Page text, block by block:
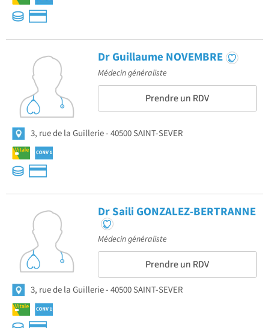
Dr Guillaume NOVEMBRE
Médecin généraliste
Prendre un RDV
3, rue de la Guillerie 40500 SAINT-SEVER
Dr Saili GONZALEZ-BERTRANNE
Médecin généraliste
Prendre un RDV
3, rue de la Guillerie 40500 SAINT-SEVER